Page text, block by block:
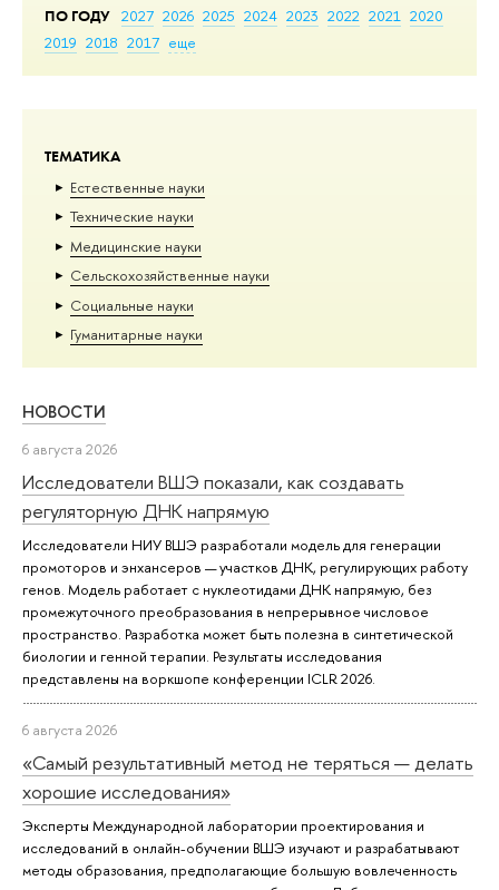
ПО ГОДУ 2027 2026 2025 2024 2023 2022 2021 2020
2019 2018 2017 еще
ТЕМАТИКА
Естественные науки
Тех­ничес­кие науки
Медицинские науки
Сельскохозяйственные науки
Социальные науки
Гуманитарные науки
НОВОСТИ
6 августа 2026
Исследователи ВШЭ показали, как создавать
регуляторную ДНК напрямую
Исследователи НИУ ВШЭ разработали модель для генерации
промоторов и энхансеров — участков ДНК, регулирующих работу
генов. Модель работает с нуклеотидами ДНК напрямую, без
промежуточного преобразования в непрерывное числовое
пространство. Разработка может быть полезна в синтетической
биологии и генной терапии. Результаты исследования
представлены на воркшопе конференции ICLR 2026.
6 августа 2026
«Самый результативный метод не теряться — делать
хорошие исследования»
Эксперты Международной лаборатории проектирования и
исследований в онлайн-обучении ВШЭ изучают и разрабатывают
методы образования, предполагающие большую вовлеченность